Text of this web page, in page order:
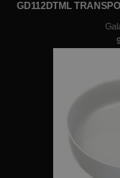
GD112DTML